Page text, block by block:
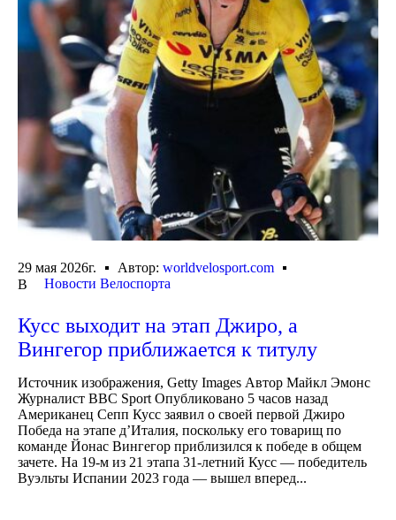
29 мая 2026г. Автор: worldvelosport.com
В
Новости Велоспорта
Кусс выходит на этап Джиро, а
Вингегор приближается к титулу
Источник изображения, Getty Images Автор Майкл Эмонс
Журналист BBC Sport Опубликовано 5 часов назад
Американец Сепп Кусс заявил о своей первой Джиро
Победа на этапе д’Италия, поскольку его товарищ по
команде Йонас Вингегор приблизился к победе в общем
зачете. На 19-м из 21 этапа 31-летний Кусс — победитель
Вуэльты Испании 2023 года — вышел вперед...